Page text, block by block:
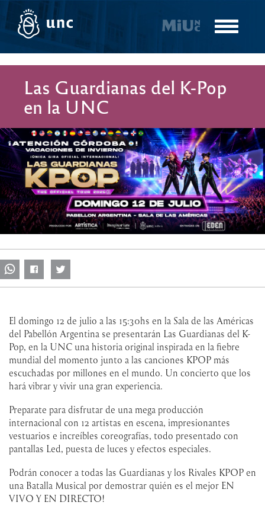
Pasar
contenido
Toggle
Las Guardianas del K-Pop
en la UNC
El domingo 12 de julio a las 15:30hs en la Sala de las Américas
del Pabellón Argentina se presentarán Las Guardianas del K-
Pop, en la UNC una historia original inspirada en la fiebre
mundial del momento junto a las canciones KPOP más
escuchadas por millones en el mundo. Un concierto que los
hará vibrar y vivir una gran experiencia.
Preparate para disfrutar de una mega producción
internacional con 12 artistas en escena, impresionantes
vestuarios e increíbles coreografías, todo presentado con
pantallas Led, puesta de luces y efectos especiales.
Podrán conocer a todas las Guardianas y los Rivales KPOP en
una Batalla Musical por demostrar quién es el mejor EN
VIVO Y EN DIRECTO!